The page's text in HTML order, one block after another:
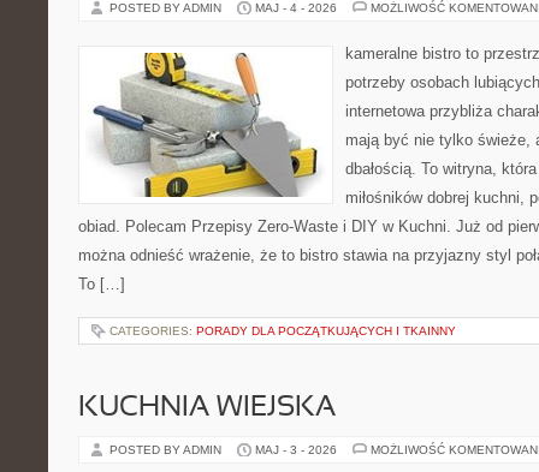
POSTED BY ADMIN MAJ - 4 - 2026 MOŻLIWOŚĆ
kameralne bistro to
potrzeby osobach
internetowa przybliża
mają być nie tylko świeże,
dbałością. To witryna,
miłośników dobrej kuchni,
obiad. Polecam Przepisy Zero-Waste i DIY w Kuchni. Już od
można odnieść wrażenie, że to bistro stawia na przyjazny styl
To […]
CATEGORIES: PORADY DLA POCZĄTKUJĄCYCH I TKAINNY
KUCHNIA WIEJSKA
POSTED BY ADMIN MAJ - 3 - 2026 MOŻLIWOŚĆ